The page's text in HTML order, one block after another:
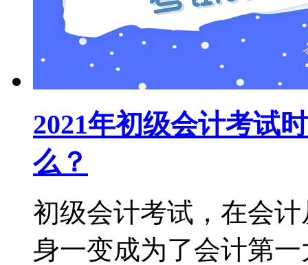
2021年初级会计考试
么？
初级会计考试，在会
身一变成为了会计第